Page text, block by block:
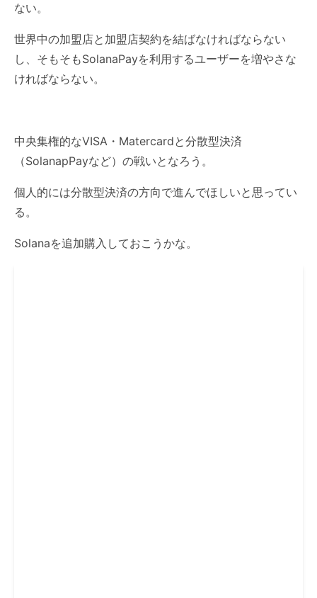
ない。
世界中の加盟店と加盟店契約を結ばなければならない
し、そもそもSolanaPayを利用するユーザーを増やさな
ければならない。
中央集権的なVISA・Matercardと分散型決済
（SolanapPayなど）の戦いとなろう。
個人的には分散型決済の方向で進んでほしいと思ってい
る。
Solanaを追加購入しておこうかな。